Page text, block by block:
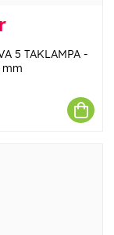
5 TAKLAMPA -
mm